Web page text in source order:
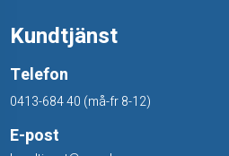
Kundtjänst
Telefon
0413-684 40 (må-fr 8-12)
E-post